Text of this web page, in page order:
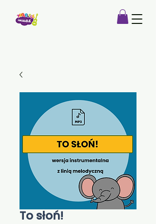
To słoń!